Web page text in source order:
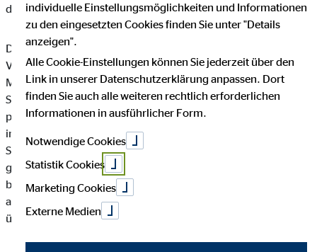
die ihnen zustehenden Rechte aufgeklärt.
Die OVB Vermögensberatung AG hat als für die Verarbeitung
Verantwortlicher zahlreiche technische und organisatorische
Maßnahmen umgesetzt, um einen möglichst lückenlosen
Schutz der über diese Internetseite verarbeiteten
personenbezogenen Daten sicherzustellen. Dennoch können
internetbasierte Datenübertragungen grundsätzlich
Sicherheitslücken aufweisen, sodass ein absoluter Schutz nicht
gewährleistet werden kann. Aus diesem Grund steht es jeder
betroffenen Person frei, personenbezogene Daten auch auf
alternativen Wegen, beispielsweise telefonisch, an uns zu
übermitteln.
individuelle Einstellungsmöglichkeiten und Informationen
zu den eingesetzten Cookies finden Sie unter "Details
anzeigen".
Alle Cookie-Einstellungen können Sie jederzeit über den
Link in unserer Datenschutzerklärung anpassen. Dort
finden Sie auch alle weiteren rechtlich erforderlichen
Informationen in ausführlicher Form.
Notwendige Cookies
Statistik Cookies
Marketing Cookies
Externe Medien